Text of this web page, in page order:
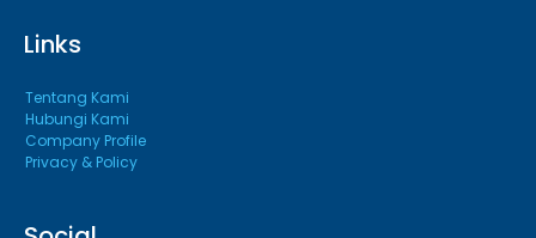
Links
Tentang Kami
Hubungi Kami
Company Profile
Privacy & Policy